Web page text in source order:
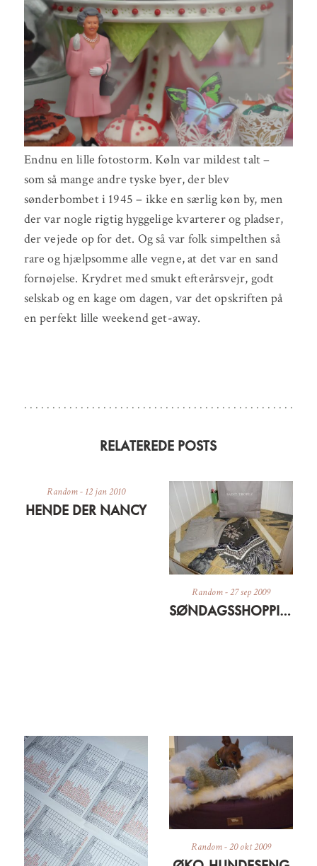
Endnu en lille fotostorm. Køln var mildest talt –
som så mange andre tyske byer, der blev
sønderbombet i 1945 – ikke en særlig køn by, men
der var nogle rigtig hyggelige kvarterer og pladser,
der vejede op for det. Og så var folk simpelthen så
rare og hjælpsomme alle vegne, at det var en sand
fornøjelse. Krydret med smukt efterårsvejr, godt
selskab og en kage om dagen, var det opskriften på
en perfekt lille weekend get-away.
RELATEREDE POSTS
Random- 12 jan 2010
HENDE DER NANCY
Random-27 sep 2009
SØNDAGSSHOPPING FORTSAT
Random-20 okt 2009